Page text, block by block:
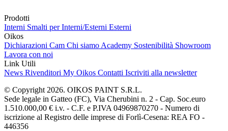
Prodotti
Interni Smalti per Interni/Esterni Esterni
Oikos
Dichiarazioni Cam Chi siamo Academy Sostenibilità Showroom
Lavora con noi
Link Utili
News Rivenditori My Oikos Contatti Iscriviti alla newsletter
© Copyright 2026. OIKOS PAINT S.R.L.
Sede legale in Gatteo (FC), Via Cherubini n. 2 - Cap. Soc.euro
1.510.000,00 € i.v. - C.F. e P.IVA 04969870270 - Numero di
iscrizione al Registro delle imprese di Forlì-Cesena: REA FO -
446356